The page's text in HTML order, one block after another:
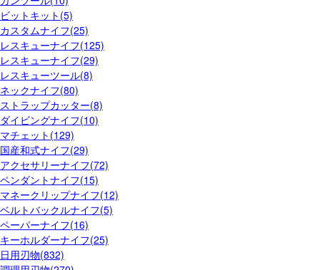
ビットキット(5)
カスタムナイフ(25)
レスキューナイフ(125)
レスキューナイフ(29)
レスキューツール(8)
ネックナイフ(80)
ストラップカッター(8)
ダイビングナイフ(10)
マチェット(129)
国産和式ナイフ(29)
アクセサリーナイフ(72)
ペンダントナイフ(15)
マネークリップナイフ(12)
ベルトバックルナイフ(5)
ペーパーナイフ(16)
キーホルダーナイフ(25)
日用刃物(832)